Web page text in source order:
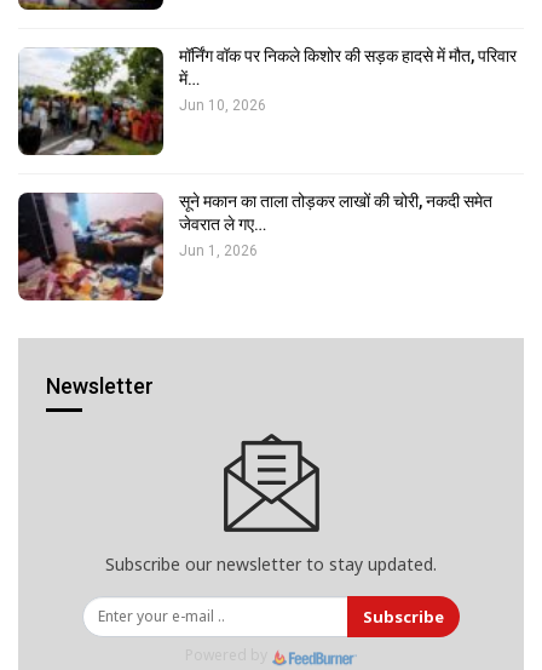
मॉर्निंग वॉक पर निकले किशोर की सड़क हादसे में मौत, परिवार
में…
Jun 10, 2026
सूने मकान का ताला तोड़कर लाखों की चोरी, नकदी समेत
जेवरात ले गए…
Jun 1, 2026
Newsletter
Subscribe our newsletter to stay updated.
Subscribe